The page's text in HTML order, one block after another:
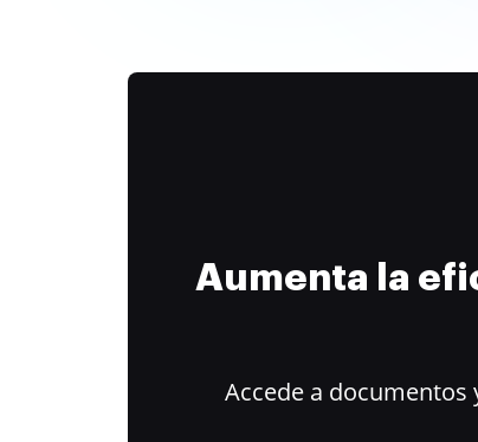
Aumenta la
Accede a